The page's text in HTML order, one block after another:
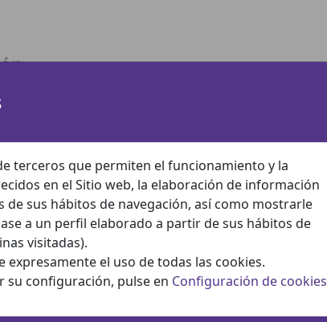
terceros que permiten el funcionamiento y la
en el Sitio web, la elaboración de información
de sus hábitos de navegación, así como mostrarle
a un perfil elaborado a partir de sus hábitos de
visitadas).
expresamente el uso de todas las cookies.
su configuración, pulse en Configuración de cookies